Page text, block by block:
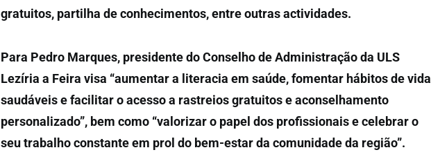
gratuitos, partilha de conhecimentos, entre outras actividades.
Para Pedro Marques, presidente do Conselho de Administração da ULS
Lezíria a Feira visa “aumentar a literacia em saúde, fomentar hábitos de vida
saudáveis e facilitar o acesso a rastreios gratuitos e aconselhamento
personalizado”, bem como “valorizar o papel dos profissionais e celebrar o
seu trabalho constante em prol do bem-estar da comunidade da região”.